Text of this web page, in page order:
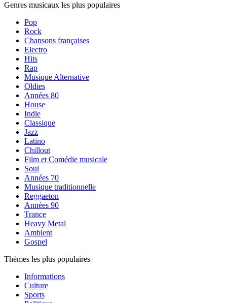
Genres musicaux les plus populaires
Pop
Rock
Chansons françaises
Electro
Hits
Rap
Musique Alternative
Oldies
Années 80
House
Indie
Classique
Jazz
Latino
Chillout
Film et Comédie musicale
Soul
Années 70
Musique traditionnelle
Reggaeton
Années 90
Trance
Heavy Metal
Ambient
Gospel
Thèmes les plus populaires
Informations
Culture
Sports